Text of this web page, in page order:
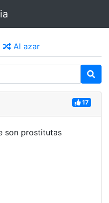
Al azar
17
son prostitutas